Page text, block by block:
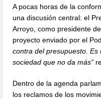
A pocas horas de la
una discusión central: el
Arroyo, como presidente
proyecto enviado por el
contra del presupuesto.
sociedad que no da más”
Dentro de la agenda
los reclamos de los